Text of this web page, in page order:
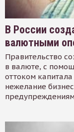
В России
валютными
Правительство
в валюте, с
оттоком
нежелание